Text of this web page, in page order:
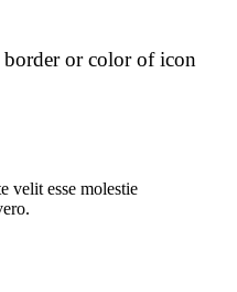
or color of icon
velit esse molestie